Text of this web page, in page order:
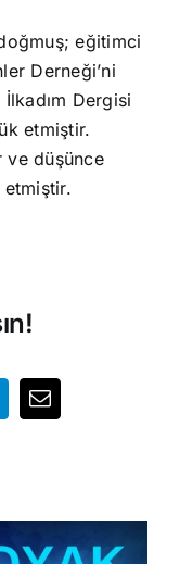
eğitimci
Derneği’ni
Dergisi
etmiştir.
ve düşünce